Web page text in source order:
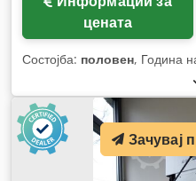
цената
Состојба: половен, Година
Зачувај